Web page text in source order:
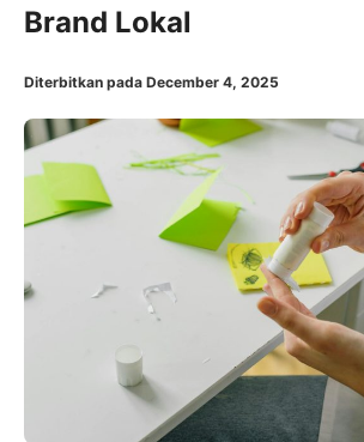
Brand Lokal
Diterbitkan pada December 4, 2025